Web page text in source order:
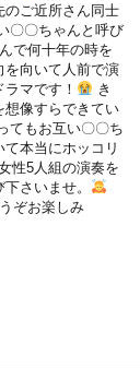
のご近所さん同士
〇〇ちゃんと呼び
で何十年の時を
を向いて人前で演
マです！
き
想像すらできてい
てもお互い〇〇ち
本当にホッコリ
性5人組の演奏を
さいませ。
ぞお楽しみ